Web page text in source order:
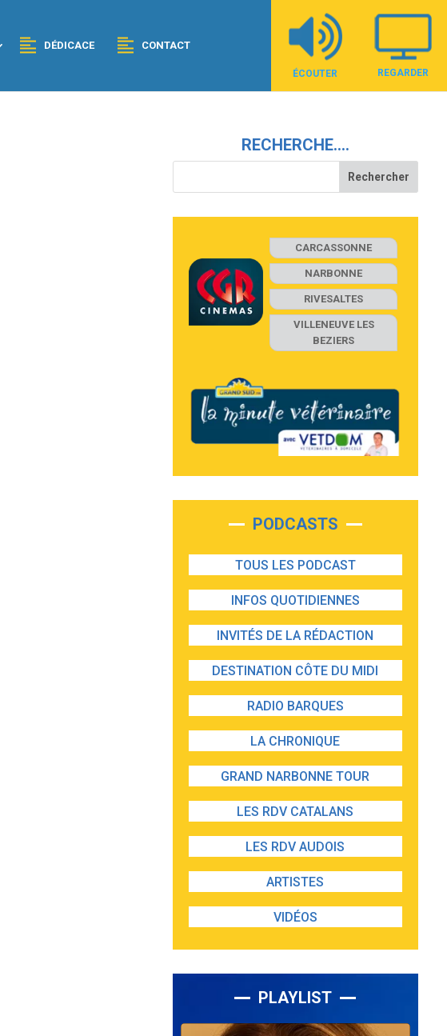
DÉDICACE CONTACT
ÉCOUTER REGARDER
RECHERCHE….
CARCASSONNE
NARBONNE
RIVESALTES
VILLENEUVE LES
BEZIERS
PODCASTS
TOUS LES PODCAST
INFOS QUOTIDIENNES
INVITÉS DE LA RÉDACTION
DESTINATION CÔTE DU MIDI
RADIO BARQUES
LA CHRONIQUE
GRAND NARBONNE TOUR
LES RDV CATALANS
LES RDV AUDOIS
ARTISTES
VIDÉOS
PLAYLIST
Lecteur